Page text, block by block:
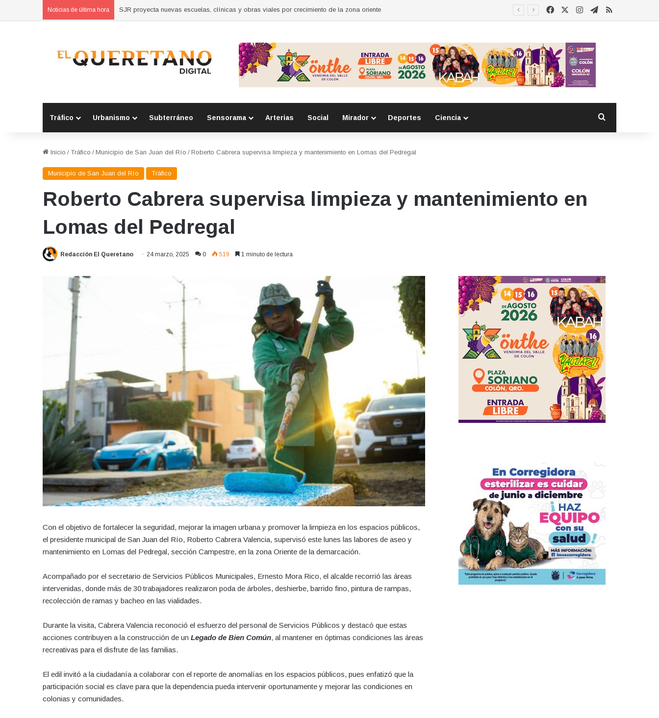
Noticias de última hora Concluyen cursos de autoempleo para mujeres en Huimilpan FacebookInstagram
Telegram
RSS
Tráfico Urbanismo Subterráneo Sensorama Arterias Social Mirador Deportes Ciencia
Inicio / Tráfico / Municipio de San Juan del Río / Roberto Cabrera supervisa limpieza y mantenimiento en Lomas del Pedregal
Municipio de San Juan del Río Tráfico
Roberto Cabrera supervisa limpieza y mantenimiento en
Lomas del Pedregal
Redacción El Queretano 24 marzo, 2025 0 519 1 minuto de lectura
Con el objetivo de fortalecer la seguridad, mejorar la imagen urbana y promover la limpieza en los espacios públicos,
el presidente municipal de San Juan del Río, Roberto Cabrera Valencia, supervisó este lunes las labores de aseo y
mantenimiento en Lomas del Pedregal, sección Campestre, en la zona Oriente de la demarcación.
Acompañado por el secretario de Servicios Públicos Municipales, Ernesto Mora Rico, el alcalde recorrió las áreas
intervenidas, donde más de 30 trabajadores realizaron poda de árboles, deshierbe, barrido fino, pintura de rampas,
recolección de ramas y bacheo en las vialidades.
Durante la visita, Cabrera Valencia reconoció el esfuerzo del personal de Servicios Públicos y destacó que estas
acciones contribuyen a la construcción de un Legado de Bien Común, al mantener en óptimas condiciones las áreas
recreativas para el disfrute de las familias.
El edil invitó a la ciudadanía a colaborar con el reporte de anomalías en los espacios públicos, pues enfatizó que la
participación social es clave para que la dependencia pueda intervenir oportunamente y mejorar las condiciones en
colonias y comunidades.